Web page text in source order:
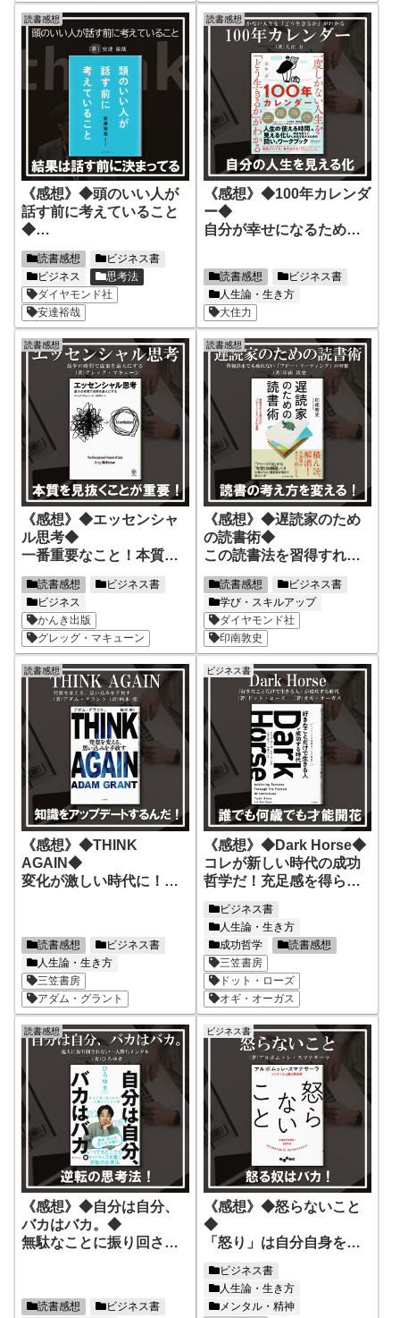
読書感想
《感想》◆頭のいい人が
話す前に考えていること
◆
思考の質を高め、頭のい
い人になる！
読書感想
ビジネス書
ビジネス
思考法
ダイヤモンド社
安達裕哉
読書感想
《感想》◆100年カレンダ
ー◆
自分が幸せになるために
よう！
読書感想
ビジネス書
人生論・生き方
大住力
読書感想
《感想》◆エッセンシャ
ル思考◆
一番重要なこと！本質を
見抜くことが重要！
読書感想
ビジネス書
ビジネス
かんき出版
グレッグ・マキューン
読書感想
《感想》◆遅読家のため
の読書術◆
この読書法を習得すれ
ば！10年後の自分が変わ
る！読書感想
ビジネス書
学び・スキルアップ
ダイヤモンド社
印南敦史
読書感想
《感想》◆THINK
AGAIN◆
変化が激しい時代に！あ
読書感想
ビジネス書
人生論・生き方
三笠書房
アダム・グラント
ビジネス書
《感想》◆Dark Horse◆
コレが新しい時代の成功
哲学だ！充足感を得られ
ビジネス書
人生論・生き方
成功哲学
読書感想
三笠書房
ドット・ローズ
オギ・オーガス
読書感想
《感想》◆自分は自分、
バカはバカ。◆
無駄なことに振り回され
読書感想 ビジネス書
ビジネス書
《感想》◆怒らないこと
◆
「怒り」は自分自身を破
「怒らないこと」があな
たを幸せにする！
ビジネス書
人生論・生き方
メンタル・精神